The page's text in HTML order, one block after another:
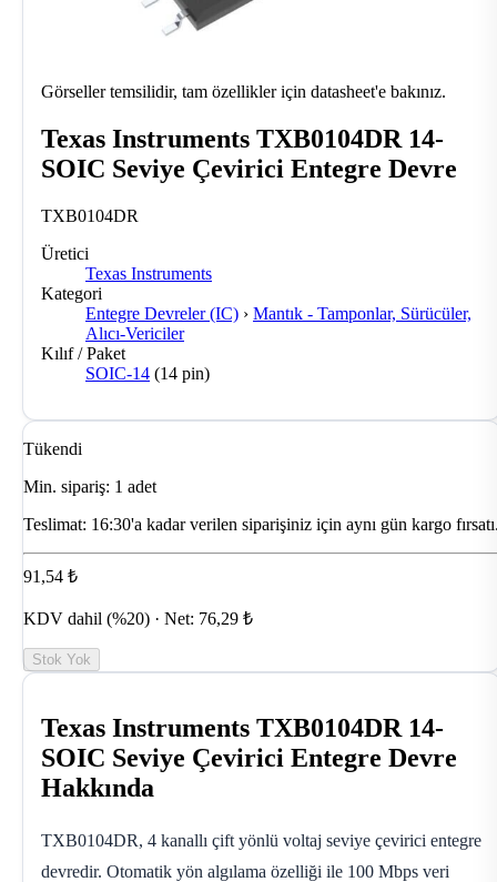
Görseller temsilidir, tam özellikler için datasheet'e bakınız.
Texas Instruments TXB0104DR 14-
SOIC Seviye Çevirici Entegre Devre
TXB0104DR
Üretici
Texas Instruments
Kategori
Entegre Devreler (IC) › Mantık - Tamponlar, Sürücüler,
Alıcı-Vericiler
Kılıf / Paket
SOIC-14 (14 pin)
Tükendi
Min. sipariş: 1 adet
Teslimat: 16:30'a kadar verilen siparişiniz için aynı gün kargo
91,54 ₺
KDV dahil (%20) · Net: 76,29 ₺
Stok Yok
Texas Instruments TXB0104DR 14-
SOIC Seviye Çevirici Entegre Devre
Hakkında
TXB0104DR, 4 kanallı çift yönlü voltaj seviye çevirici entegre
devredir. Otomatik yön algılama özelliği ile 100 Mbps veri